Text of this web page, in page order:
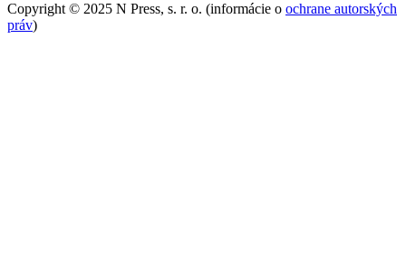
Copyright © 2025 N Press, s. r. o. (informácie o ochrane autorských
práv)